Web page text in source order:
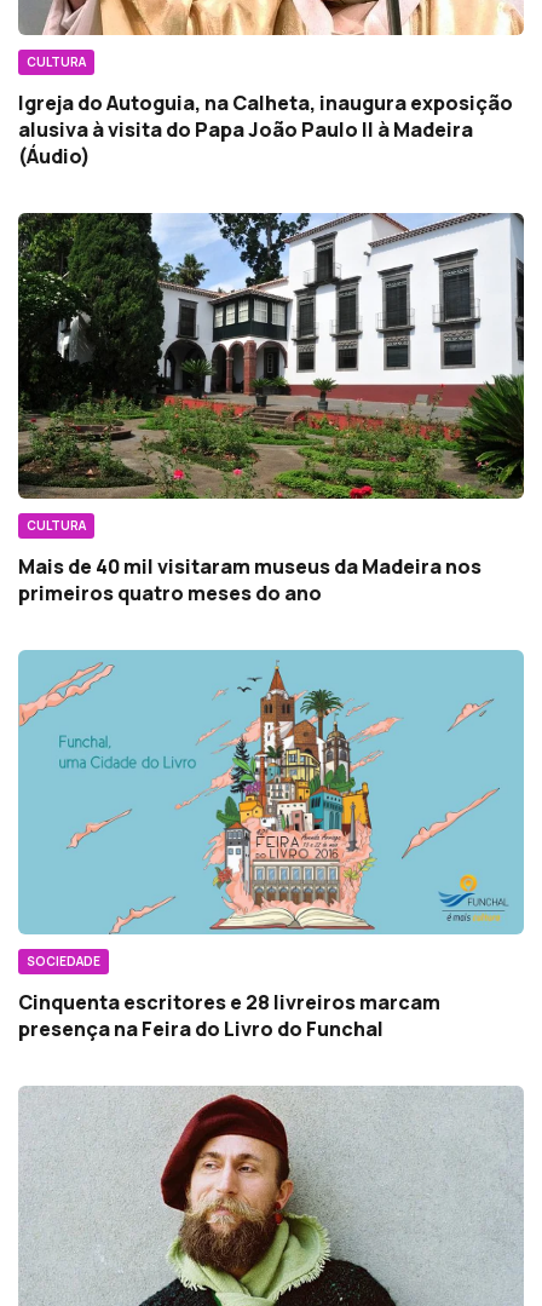
CULTURA
Igreja do Autoguia, na Calheta, inaugura exposição
alusiva à visita do Papa João Paulo II à Madeira
(Áudio)
CULTURA
Mais de 40 mil visitaram museus da Madeira nos
primeiros quatro meses do ano
SOCIEDADE
Cinquenta escritores e 28 livreiros marcam
presença na Feira do Livro do Funchal